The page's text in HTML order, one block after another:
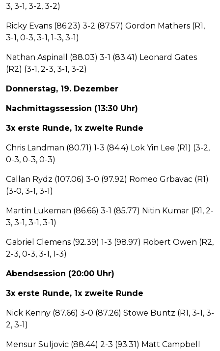
3, 3-1, 3-2, 3-2)
Ricky Evans (86.23) 3-2 (87.57) Gordon Mathers (R1,
3-1, 0-3, 3-1, 1-3, 3-1)
Nathan Aspinall (88.03) 3-1 (83.41) Leonard Gates
(R2) (3-1, 2-3, 3-1, 3-2)
Donnerstag, 19. Dezember
Nachmittagssession (13:30 Uhr)
3x erste Runde, 1x zweite Runde
Chris Landman (80.71) 1-3 (84.4) Lok Yin Lee (R1) (3-2,
0-3, 0-3, 0-3)
Callan Rydz (107.06) 3-0 (97.92) Romeo Grbavac (R1)
(3-0, 3-1, 3-1)
Martin Lukeman (86.66) 3-1 (85.77) Nitin Kumar (R1, 2-
3, 3-1, 3-1, 3-1)
Gabriel Clemens (92.39) 1-3 (98.97) Robert Owen (R2,
2-3, 0-3, 3-1, 1-3)
Abendsession (20:00 Uhr)
3x erste Runde, 1x zweite Runde
Nick Kenny (87.66) 3-0 (87.26) Stowe Buntz (R1, 3-1, 3-
2, 3-1)
Mensur Suljovic (88.44) 2-3 (93.31) Matt Campbell